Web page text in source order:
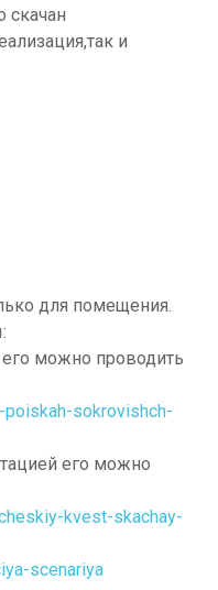
скачан
и
для помещения.
можно проводить
sokrovishch-
его можно
kvest-skachay-
scenariya